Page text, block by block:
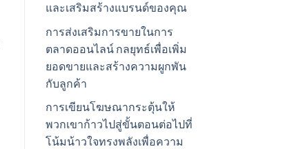
และเสริมสร้างแบรนด์ของคุณ
การส่งเสริมการขายในการ
ตลาดออนไลน์ กลยุทธ์เพื่อเพิ่ม
ยอดขายและสร้างความผูกพัน
กับลูกค้า
การเขียนโฆษณากระตุ้นให้
พวกเขาก้าวไปสู่ขั้นตอนต่อไปที่
โน้มน้าวใจทรงพลังเพื่อความ